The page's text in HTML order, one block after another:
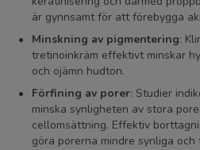
är gynnsamt för att förebygga
Minskning av pigmentering:
tretinoinkräm effektivt minskar
och ojämn hudton.
Förfining av porer: Studier
minska synligheten av stora
cellomsättning. Effektiv
göra porerna mindre synliga